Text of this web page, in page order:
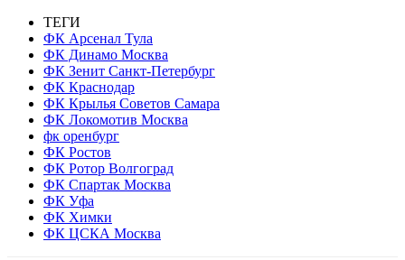
ТЕГИ
ФК Арсенал Тула
ФК Динамо Москва
ФК Зенит Санкт-Петербург
ФК Краснодар
ФК Крылья Советов Самара
ФК Локомотив Москва
фк оренбург
ФК Ростов
ФК Ротор Волгоград
ФК Спартак Москва
ФК Уфа
ФК Химки
ФК ЦСКА Москва